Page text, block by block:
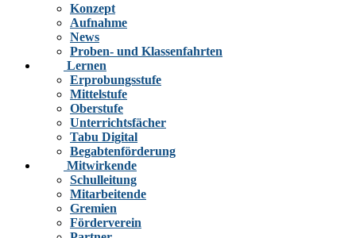
Konzept
Aufnahme
News
Proben- und Klassenfahrten
Lernen
Erprobungsstufe
Mittelstufe
Oberstufe
Unterrichtsfächer
Tabu Digital
Begabtenförderung
Mitwirkende
Schulleitung
Mitarbeitende
Gremien
Förderverein